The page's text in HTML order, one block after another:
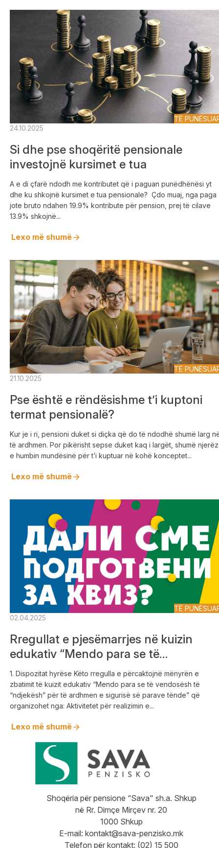
TË
24.10.2025
Si dhe pse shoqëritë pensionale
investojnë kursimet e tua
A e di çfarë ndodh me kontributet që i paguan punëdhënësi yt
dhe ku shkojnë kursimet e tua pensionale? Çdo muaj, nga paga
jote bruto ndahen 19.9% kontribute për pension, prej të cilave
13.9% shkojnë...
Lexo më shumë
TË
21.10.2025
Pse është e rëndësishme t’i kuptoni
termat pensionalë?
Kur je i ri, pensioni duket si diçka që do të ndodhë shumë larg
të ardhmen. Por pikërisht sepse duket kaq i largët, shumë njerëz
e humbin mundësinë për t’i kuptuar në kohë konceptet...
Lexo më shumë
TË
02.04.2025
Rregullat e pjesëmarrjes në kuizin
edukativ “Mendo para se të
vendosësh të “ndjekësh” për të
ardhmen e sigurisë së parave tënde”
1. Dispozitat hyrëse Këto rregulla e përcaktojnë mënyrën e
zbatimit të kuizit edukativ “Mendo para se të vendosësh të
“ndjekësh” për të ardhmen e sigurisë së parave tënde” që
organizohet nga: Aktivitetet për realizimin e...
Lexo më shumë
Shoqëria për pensione “Sava" sh.a. Shkup
në Rr. Dimçe Mirçev nr. 20
1000 Shkup
E-mail: kontakt@sava-penzisko.mk
Telefon për kontakt: (02) 15 500